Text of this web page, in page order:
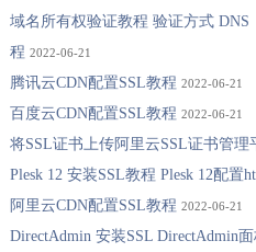
域名所有权验证教程 验证方式
程 2022-06-21
腾讯云CDN配置SSL教程 2022-06-21
百度云CDN配置SSL教程 2022-06-21
将SSL证书上传阿里云SSL证书管理
Plesk 12 安装SSL教程 Plesk 12配置
阿里云CDN配置SSL教程 2022-06-21
DirectAdmin 安装SSL DirectAdmin